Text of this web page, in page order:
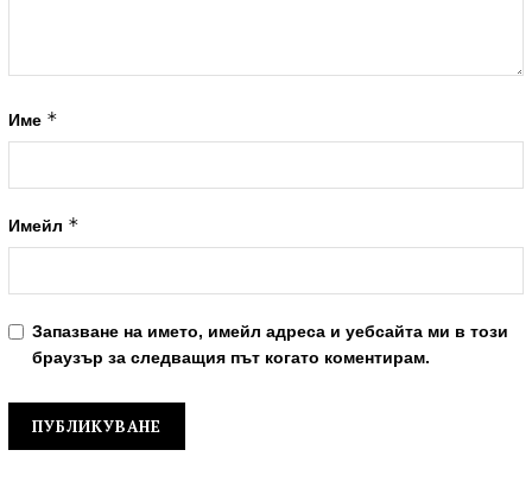
Име *
Имейл *
Запазване на името, имейл адреса и уебсайта ми в този
браузър за следващия път когато коментирам.